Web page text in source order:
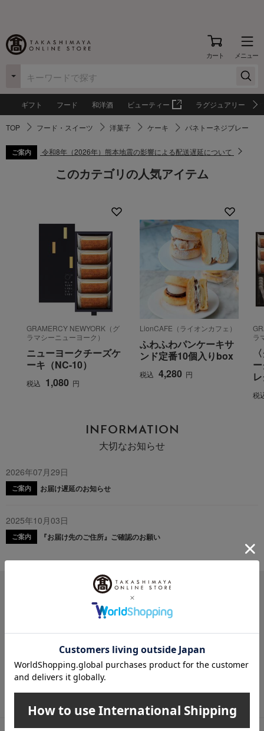
カート メニュー
ギフト フード 和洋酒 ビューティー ラグジュアリー
TOP フード・スイーツ 洋菓子 ケーキ パネトーネジブレー
ご案内 令和8年（2026年）熊本地震の影響による配送遅延について
このカテゴリの人気アイテム
GRAMERCY NEWYORK（グ
ラマシーニューヨーク）
ニューヨークチーズケ
ーキ（NC-10）
税込 1,080 円
LionCAFE（ライオンカフェ）
ふわふわパンケーキサ
ンド定番10個入りbox
税込 4,280 円
ラ
税
INFORMATION
大切なお知らせ
2026年07月29日
ご案内 お届け遅延のお知らせ
2025年10月03日
ご案内 『お届け先のご住所』ご確認のお願い
メールマガジン
ど、「高島屋オンラインストア」のお得＆うれしい情報をお届けい
たします。